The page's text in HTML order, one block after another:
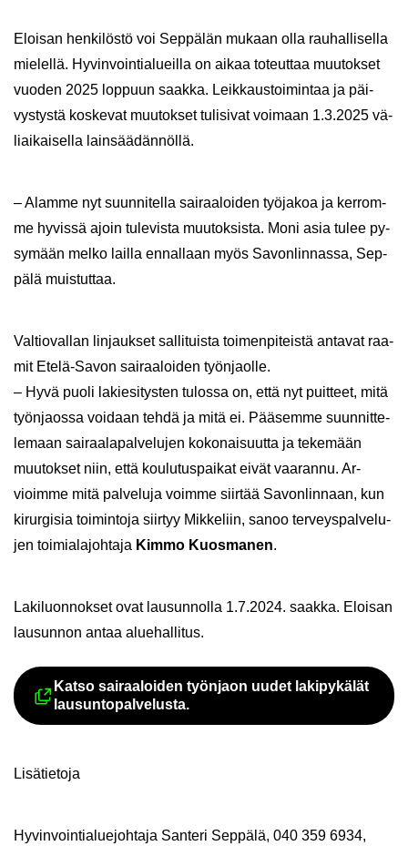
Eloi­san hen­ki­lös­tö voi Sep­pä­län mu­kaan olla rau­hal­li­sel­la
mie­lel­lä. Hy­vin­voin­tia­lueil­la on aikaa to­teut­taa muu­tok­set
vuo­den 2025 lop­puun saak­ka. Leik­kaus­toi­min­taa ja päi­
vys­tys­tä kos­ke­vat muu­tok­set tu­li­si­vat voi­maan 1.3.2025 vä­
liai­kai­sel­la lain­sää­dän­nöl­lä.
– Alam­me nyt suun­ni­tel­la sai­raa­loi­den työ­ja­koa ja ker­rom­
me hy­vis­sä ajoin tu­le­vis­ta muu­tok­sis­ta. Moni asia tulee py­
sy­mään melko lail­la en­nal­laan myös Sa­von­lin­nas­sa, Sep­
pä­lä muis­tut­taa.
Val­tio­val­lan lin­jauk­set sal­li­tuis­ta toi­men­pi­teis­tä an­ta­vat raa­
mit Etelä-​Savon sai­raa­loi­den työn­jaol­le.
– Hyvä puoli la­kie­si­tys­ten tu­los­sa on, että nyt puit­teet, mitä
työn­jaos­sa voi­daan tehdä ja mitä ei. Pää­sem­me suun­nit­te­
le­maan sai­raa­la­pal­ve­lu­jen ko­ko­nai­suut­ta ja te­ke­mään
muu­tok­set niin, että kou­lu­tus­pai­kat eivät vaa­ran­nu. Ar­
vioim­me mitä pal­ve­lu­ja voim­me siir­tää Sa­von­lin­naan, kun
ki­rur­gi­sia toi­min­to­ja siir­tyy Mik­ke­liin, sanoo ter­veys­pal­ve­lu­
jen toi­mia­la­joh­ta­ja Kimmo Kuos­ma­nen.
La­ki­luon­nok­set ovat lausun­nol­la 1.7.2024. saak­ka. Eloi­san
lausun­non antaa alue­hal­li­tus.
Ul­koi­nen pal­ve­lu avau­tuu
Katso sai­raa­loi­den työn­jaon uudet la­ki­py­kä­lät
lausun­to­pal­ve­lus­ta.
Li­sä­tie­to­ja
Hy­vin­voin­tia­lue­joh­ta­ja San­te­ri Sep­pä­lä, 040 359 6934,